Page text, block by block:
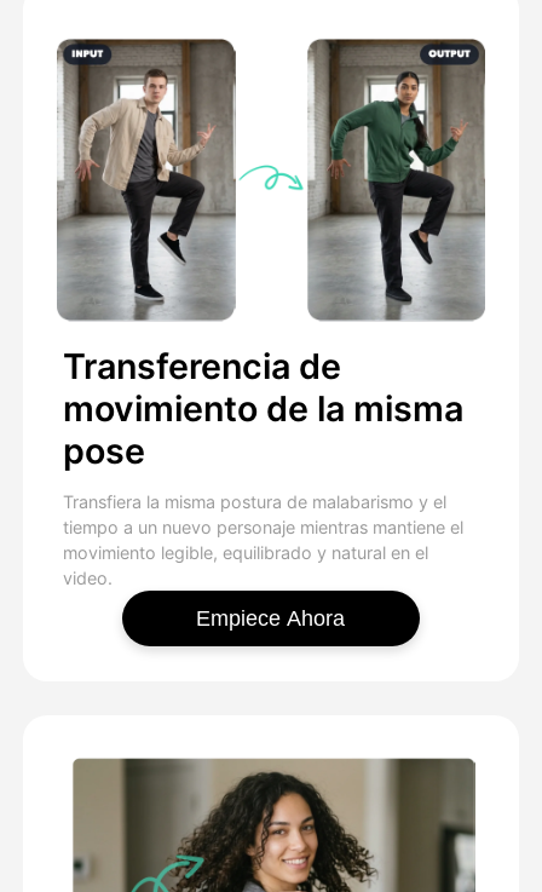
Transferencia de
movimiento de la misma
pose
Transfiera la misma postura de malabarismo y el
tiempo a un nuevo personaje mientras mantiene el
movimiento legible, equilibrado y natural en el
video.
Empiece Ahora